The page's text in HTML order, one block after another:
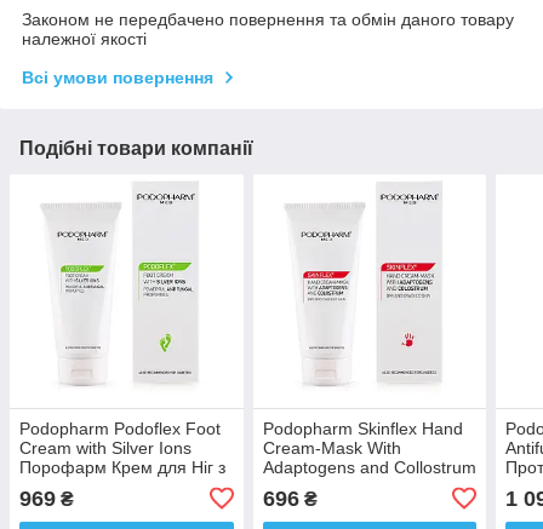
Законом не передбачено повернення та обмін даного товару
належної якості
Всі умови повернення
Подібні товари компанії
Podopharm Podoflex Foot
Cream with Silver Ions
Порофарм Крем для Ніг з
Іонами Серебра 100 мл
969 ₴
Podopharm Skinflex Hand
Cream-Mask With
Adaptogens and Collostrum
Молозивом 75 мл
696₴ 1